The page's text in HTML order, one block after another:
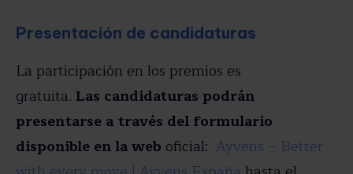
Presentación de candidaturas
La participación en los premios es
gratuita. Las candidaturas podrán
presentarse a través del formulario
disponible en la web oficial: Ayvens – Better